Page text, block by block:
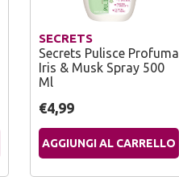
SECRETS
Secrets Pulisce Profuma
Iris & Musk Spray 500
Ml
€4,99
AGGIUNGI AL CARRELLO